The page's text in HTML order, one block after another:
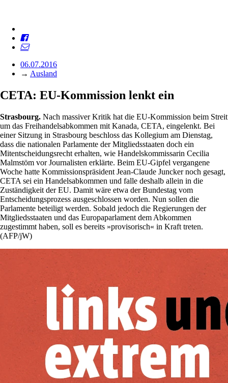
06.07.2016
→ Ausland
CETA: EU-Kommission lenkt ein
Strasbourg. Nach massiver Kritik hat die EU-Kommission beim Streit
um das Freihandelsabkommen mit Kanada, CETA, eingelenkt. Bei
einer Sitzung in Strasbourg beschloss das Kollegium am Dienstag,
dass die nationalen Parlamente der Mitgliedsstaaten doch ein
Mitentscheidungsrecht erhalten, wie Handelskommissarin Cecilia
Malmstöm vor Journalisten erklärte. Beim EU-Gipfel vergangene
Woche hatte Kommissionspräsident Jean-Claude Juncker noch gesagt,
CETA sei ein Handelsabkommen und falle deshalb allein in die
Zuständigkeit der EU. Damit wäre etwa der Bundestag vom
Entscheidungsprozess ausgeschlossen worden. Nun sollen die
Parlamente beteiligt werden. Sobald jedoch die Regierungen der
Mitgliedsstaaten und das Europaparlament dem Abkommen
zugestimmt haben, soll es bereits »provisorisch« in Kraft treten.
(AFP/jW)